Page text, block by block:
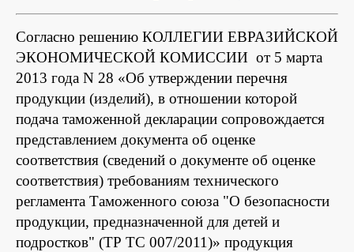
Согласно решению КОЛЛЕГИИ ЕВРАЗИЙСКОЙ
ЭКОНОМИЧЕСКОЙ КОМИССИИ от 5 марта
2013 года N 28 «Об утверждении перечня
продукции (изделий), в отношении которой
подача таможенной декларации сопровождается
представлением документа об оценке
соответствия (сведений о документе об оценке
соответствия) требованиям технического
регламента Таможенного союза "О безопасности
продукции, предназначенной для детей и
подростков" (ТР ТС 007/2011)» продукция